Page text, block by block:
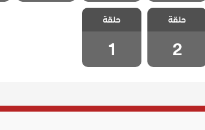
مسلسل ثلاث
اخوات الحلقة 2
حلقة
2
مسلسل ثلاث
اخوات الحلقة 1
حلقة
1